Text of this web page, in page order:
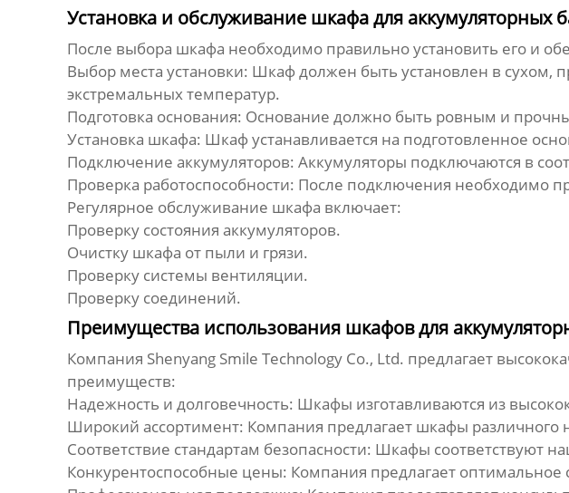
Установка и обслуживание шкафа для аккумуляторных
После выбора шкафа необходимо правильно установить его и
Выбор места установки: Шкаф должен быть установлен в
экстремальных температур.
Подготовка основания: Основание должно быть ровным и
Установка шкафа: Шкаф устанавливается на подготовленное
Подключение аккумуляторов: Аккумуляторы подключаются в
Проверка работоспособности: После подключения необходимо
Регулярное обслуживание шкафа включает:
Проверку состояния аккумуляторов.
Очистку шкафа от пыли и грязи.
Проверку системы вентиляции.
Проверку соединений.
Преимущества использования шкафов для
Компания Shenyang Smile Technology Co., Ltd. предлагает
преимуществ:
Надежность и долговечность: Шкафы изготавливаются из
Широкий ассортимент: Компания предлагает шкафы различного
Соответствие стандартам безопасности: Шкафы
Конкурентоспособные цены: Компания предлагает